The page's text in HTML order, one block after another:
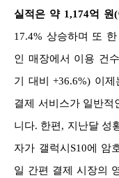
실적은 약 1,174억 원
17.4% 상승하며 또
인 매장에서 이용 건
기 대비 +36.6%) 이
결제 서비스가 일반적
니다. 한편, 지난달 성
자가 갤럭시S10에 암
일 간편 결제 시장의